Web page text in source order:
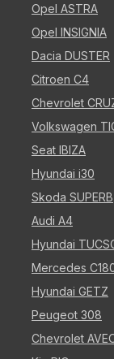
Opel ASTRA
Opel INSIGNIA
Dacia DUSTER
Citroen C4
Chevrolet
Volkswagen
Seat IBIZA
Hyundai i30
Skoda SUPERB
Audi A4
Hyundai
Mercedes
Hyundai GETZ
Peugeot 308
Chevrolet